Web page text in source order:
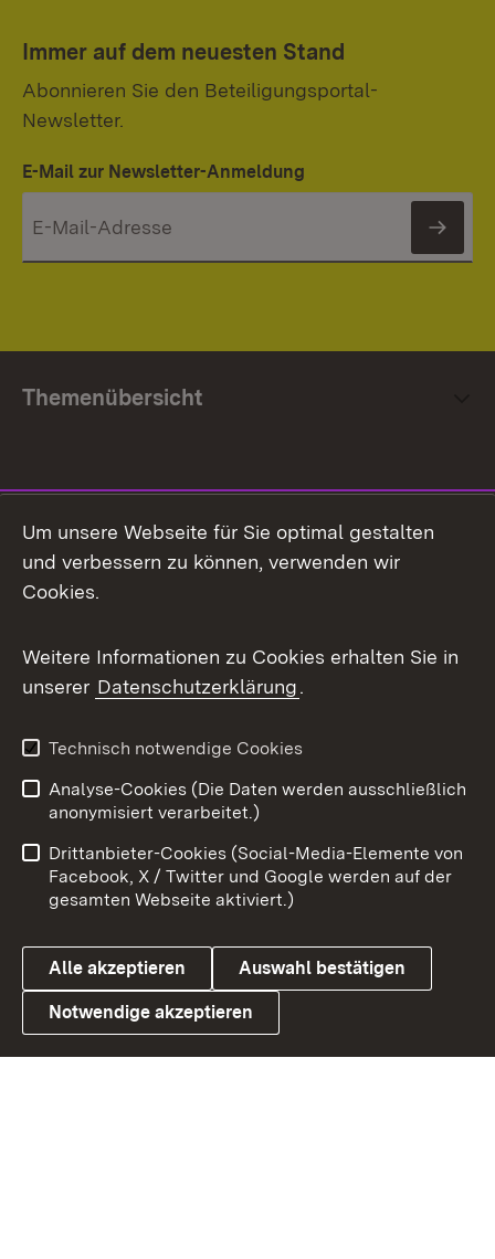
Immer auf dem neuesten Stand
Abonnieren Sie den Beteiligungsportal-
Newsletter.
E-Mail zur Newsletter-Anmeldung
Themenübersicht
Facebook
X / Twitter
Youtube
Link zum Landesportal
Impressum
Kontakt
Barrierefreiheit
Datenschutz
Cookies
Um unsere Webseite für Sie optimal gestalten
und verbessern zu können, verwenden wir
Cookies.
Weitere Informationen zu Cookies erhalten Sie in
unserer Datenschutzerklärung.
Technisch notwendige Cookies
Analyse-Cookies (Die Daten werden ausschließlich
anonymisiert verarbeitet.)
Drittanbieter-Cookies (Social-Media-Elemente von
Facebook, X / Twitter und Google werden auf der
gesamten Webseite aktiviert.)
Alle akzeptieren Auswahl bestätigen
Notwendige akzeptieren